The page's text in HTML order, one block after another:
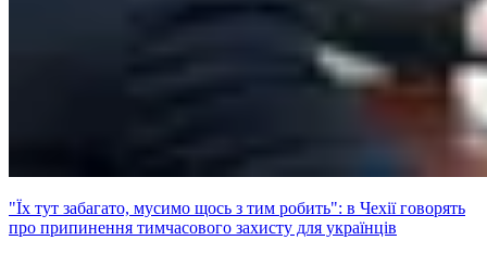
"Їх тут забагато, мусимо щось з тим робить": в Чехії говорять
про припинення тимчасового захисту для українців